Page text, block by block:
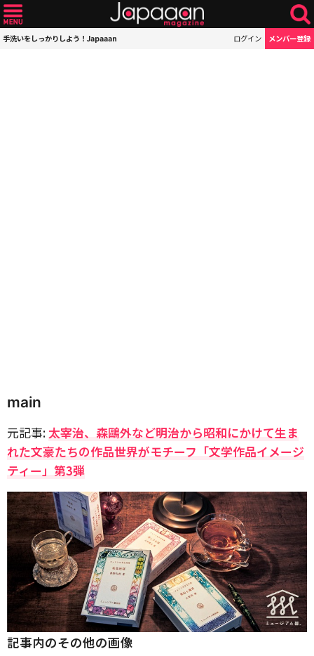
手洗いをしっかりしよう！Japaaan ログイン メンバー登録
main
元記事:太宰治、森鷗外など明治から昭和にかけて生ま
れた文豪たちの作品世界がモチーフ「文学作品イメージ
ティー」第3弾
記事内のその他の画像